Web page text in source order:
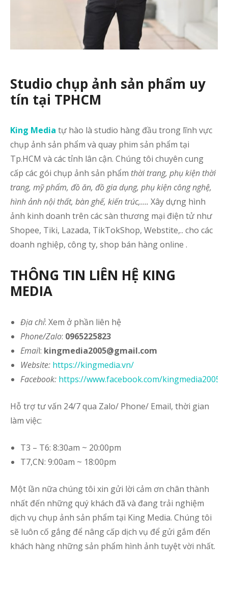
Studio chụp ảnh sản phẩm uy
tín tại TPHCM
King Media tự hào là studio hàng đầu trong lĩnh vực
chụp ảnh sản phẩm và quay phim sản phẩm tại
Tp.HCM và các tỉnh lân cận. Chúng tôi chuyên cung
cấp các gói chụp ảnh sản phẩm thời trang, phụ kiện thời
trang, mỹ phẩm, đồ ăn, đồ gia dụng, phụ kiện công nghệ,
hình ảnh nội thất, bàn ghế, kiến trúc,…. Xây dựng hình
ảnh kinh doanh trên các sàn thương mại điện tử như
Shopee, Tiki, Lazada, TikTokShop, Webstite,.. cho các
doanh nghiệp, công ty, shop bán hàng online .
THÔNG TIN LIÊN HỆ KING
MEDIA
Địa chỉ: Xem ở phần liên hệ
Phone/Zalo: 0965225823
Email: kingmedia2005@gmail.com
Website: https://kingmedia.vn/
Facebook: https://www.facebook.com/kingmedia2005
Hỗ trợ tư vấn 24/7 qua Zalo/ Phone/ Email, thời gian
làm việc:
T3 – T6: 8:30am ~ 20:00pm
T7,CN: 9:00am ~ 18:00pm
Một lần nữa chúng tôi xin gửi lời cảm ơn chân thành
nhất đến những quý khách đã và đang trải nghiệm
dịch vụ chụp ảnh sản phẩm tại King Media. Chúng tôi
sẽ luôn cố gắng để nâng cấp dịch vụ để gửi gắm đến
khách hàng những sản phẩm hình ảnh tuyệt vời nhất.